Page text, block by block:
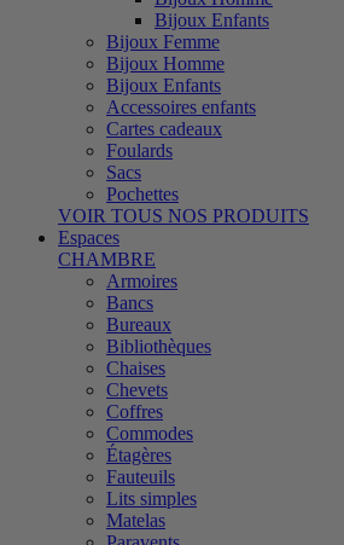
Bijoux Enfants
Bijoux Femme
Bijoux Homme
Bijoux Enfants
Accessoires enfants
Cartes cadeaux
Foulards
Sacs
Pochettes
VOIR TOUS NOS PRODUITS
Espaces
CHAMBRE
Armoires
Bancs
Bureaux
Bibliothèques
Chaises
Chevets
Coffres
Commodes
Étagères
Fauteuils
Lits simples
Matelas